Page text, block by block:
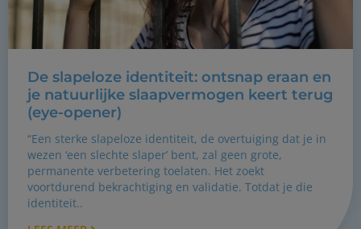
De slapeloze identiteit: ontsnap eraan en
je natuurlijke slaapvermogen keert terug
(eye-opener)
“Een sterke slapeloze identiteit, de overtuiging dat je in
wezen ‘een slechte slaper’ bent, zal geen grote,
permanente verbetering toelaten. Het zoekt
voortdurend bekrachtiging en validatie. Totdat je die
identiteit..